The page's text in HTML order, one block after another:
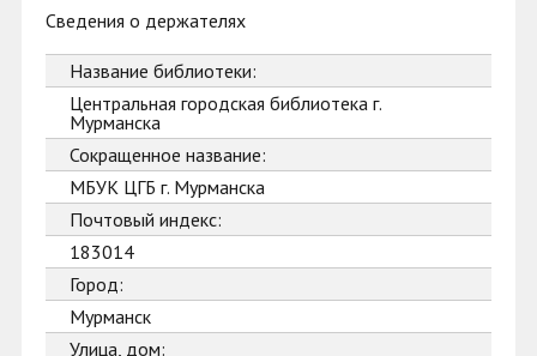
Сведения о держателях
Название библиотеки:
Центральная городская библиотека г.
Мурманска
Сокращенное название:
МБУК ЦГБ г. Мурманска
Почтовый индекс:
183014
Город:
Мурманск
Улица, дом: